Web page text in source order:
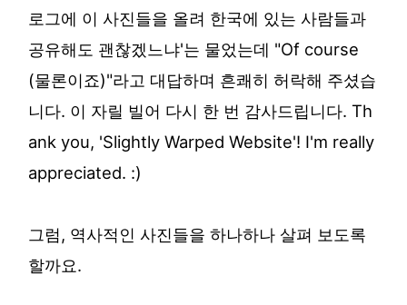
로그에 이 사진들을 올려 한국에 있는 사람들과
공유해도 괜찮겠느냐'는 물었는데 "Of course
(물론이죠)"라고 대답하며 흔쾌히 허락해 주셨습
니다. 이 자릴 빌어 다시 한 번 감사드립니다. Th
ank you, 'Slightly Warped Website'! I'm really
appreciated. :)
그럼, 역사적인 사진들을 하나하나 살펴 보도록
할까요.